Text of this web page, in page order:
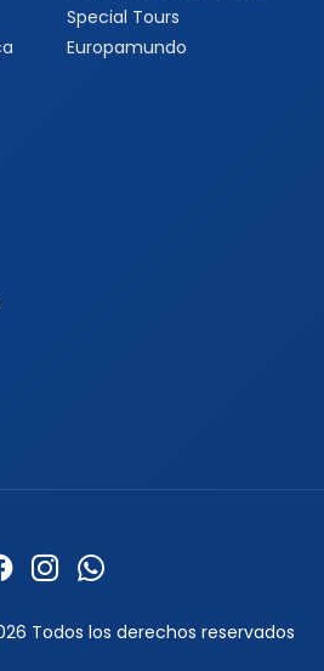
Special Tours
Europamundo
Todos los derechos reservados